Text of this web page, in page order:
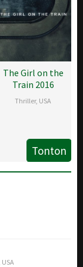
The Girl on the
Train 2016
Thriller, USA
Oct
2016
Taylor
Tonton
USA